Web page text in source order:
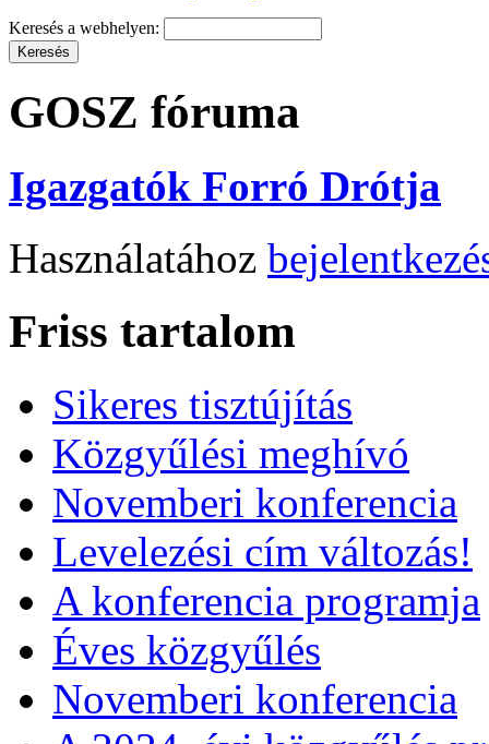
Keresés a webhelyen:
GOSZ fóruma
Igazgatók Forró Drótja
Használatához
Friss tartalom
Sikeres tisztújítás
Közgyűlési meghívó
Novemberi konferencia
Levelezési cím változás!
A konferencia programja
Éves közgyűlés
Novemberi konferencia